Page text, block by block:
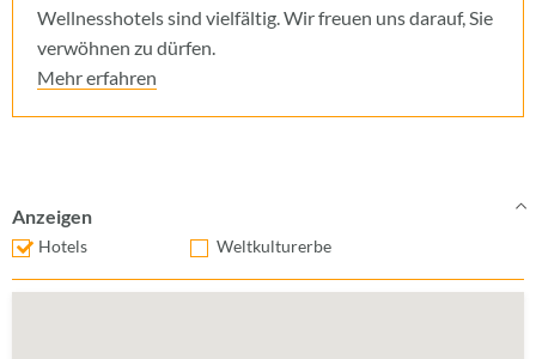
Wellnesshotels sind vielfältig. Wir freuen uns darauf, Sie
verwöhnen zu dürfen.
Mehr erfahren
Anzeigen
Hotels Weltkulturerbe